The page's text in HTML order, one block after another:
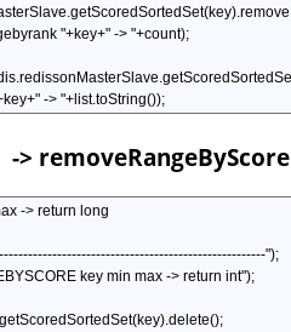
-> removeRangeByScore